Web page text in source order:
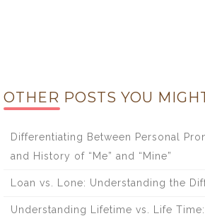
OTHER POSTS YOU
Differentiating Between Personal
and History of “Me” and “Mine”
Loan vs. Lone: Understanding the
Understanding Lifetime vs. Life